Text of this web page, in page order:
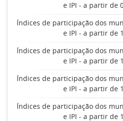
e IPI - a partir de
Índices de participação dos
e IPI - a partir de
Índices de participação dos
e IPI - a partir de
Índices de participação dos
e IPI - a partir de
Índices de participação dos
e IPI - a partir de